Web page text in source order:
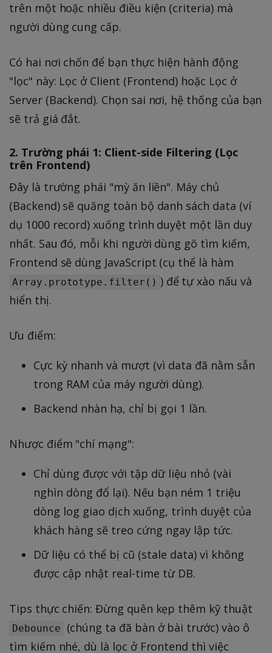
trên một hoặc nhiều điều kiện (criteria) mà
người dùng cung cấp.
Có hai nơi chốn để bạn thực hiện hành động
"lọc" này: Lọc ở Client (Frontend) hoặc Lọc ở
Server (Backend). Chọn sai nơi, hệ thống của bạn
sẽ trả giá đắt.
2. Trường phái 1: Client-side Filtering (Lọc
trên Frontend)
Đây là trường phái "mỳ ăn liền". Máy chủ
(Backend) sẽ quăng toàn bộ danh sách data (ví
dụ 1000 record) xuống trình duyệt một lần duy
nhất. Sau đó, mỗi khi người dùng gõ tìm kiếm,
Frontend sẽ dùng JavaScript (cụ thể là hàm
Array.prototype.filter() ) để tự xào nấu và
hiển thị.
Ưu điểm:
Cực kỳ nhanh và mượt (vì data đã nằm sẵn
trong RAM của máy người dùng).
Backend nhàn hạ, chỉ bị gọi 1 lần.
Nhược điểm "chí mạng":
Chỉ dùng được với tập dữ liệu nhỏ (vài
nghìn dòng đổ lại). Nếu bạn ném 1 triệu
dòng log giao dịch xuống, trình duyệt của
khách hàng sẽ treo cứng ngay lập tức.
Dữ liệu có thể bị cũ (stale data) vì không
được cập nhật real-time từ DB.
Tips thực chiến: Đừng quên kẹp thêm kỹ thuật
Debounce
(chúng ta đã bàn ở bài trước) vào ô
tìm kiếm nhé, dù là lọc ở Frontend thì việc